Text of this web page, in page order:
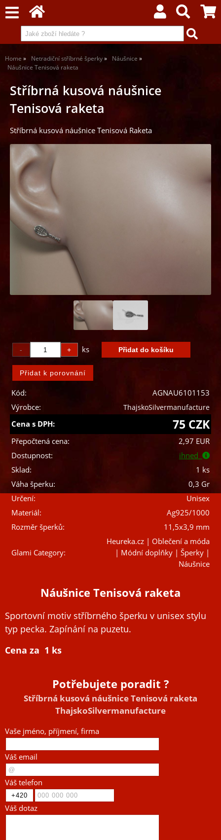
Home Netradiční stříbrné šperky
Náušnice
Náušnice Tenisová raketa
Stříbrná kusová náušnice
Tenisová raketa
Stříbrná kusová náušnice Tenisová Raketa
ks
Kód:
AGNAU6101153
Výrobce:
ThajskoSilvermanufacture
Cena s DPH: 75 CZK
Přepočtená cena:
2,97 EUR
Dostupnost:
ihned
Sklad:
1 ks
Váha šperku:
0,3 Gr
Určení:
Unisex
Materiál:
Ag925/1000
Rozměr šperků:
11,5x3,9 mm
Glami Category:
Heureka.cz | Oblečení a móda
| Módní doplňky | Šperky |
Náušnice
Náušnice Tenisová raketa
Sportovní motiv stříbrného šperku v unisex stylu
typ pecka. Zapínání na puzetu.
Cena za 1 ks
Potřebujete poradit ?
Stříbrná kusová náušnice Tenisová raketa
ThajskoSilvermanufacture
Vaše jméno, příjmení, firma
Váš email
Váš telefon
Váš dotaz